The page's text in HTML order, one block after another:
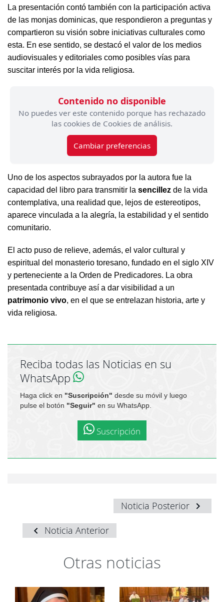
La presentación contó también con la participación activa
de las monjas dominicas, que respondieron a preguntas y
compartieron su visión sobre iniciativas culturales como
esta. En ese sentido, se destacó el valor de los medios
audiovisuales y editoriales como posibles vías para
suscitar interés por la vida religiosa.
Contenido no disponible
No puedes ver este contenido porque has rechazado
las cookies de Cookies de análisis.
Cambiar preferencias
Uno de los aspectos subrayados por la autora fue la
capacidad del libro para transmitir la sencillez de la vida
contemplativa, una realidad que, lejos de estereotipos,
aparece vinculada a la alegría, la estabilidad y el sentido
comunitario.
El acto puso de relieve, además, el valor cultural y
espiritual del monasterio toresano, fundado en el siglo XIV
y perteneciente a la Orden de Predicadores. La obra
presentada contribuye así a dar visibilidad a un
patrimonio vivo, en el que se entrelazan historia, arte y
vida religiosa.
Reciba todas las Noticias en su
WhatsApp
Haga click en "Suscripción" desde su móvil y luego
pulse el botón "Seguir" en su WhatsApp.
Suscripción
Noticia Posterior
Noticia Anterior
Otras noticias